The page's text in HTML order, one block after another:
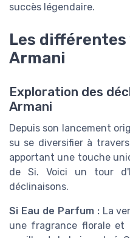
succès légendaire.
Les différentes
Armani
Exploration des
Armani
Depuis son lancement
su se diversifier à
apportant une touche
de Si. Voici un tour
déclinaisons.
Si Eau de Parfum :La
une fragrance florale